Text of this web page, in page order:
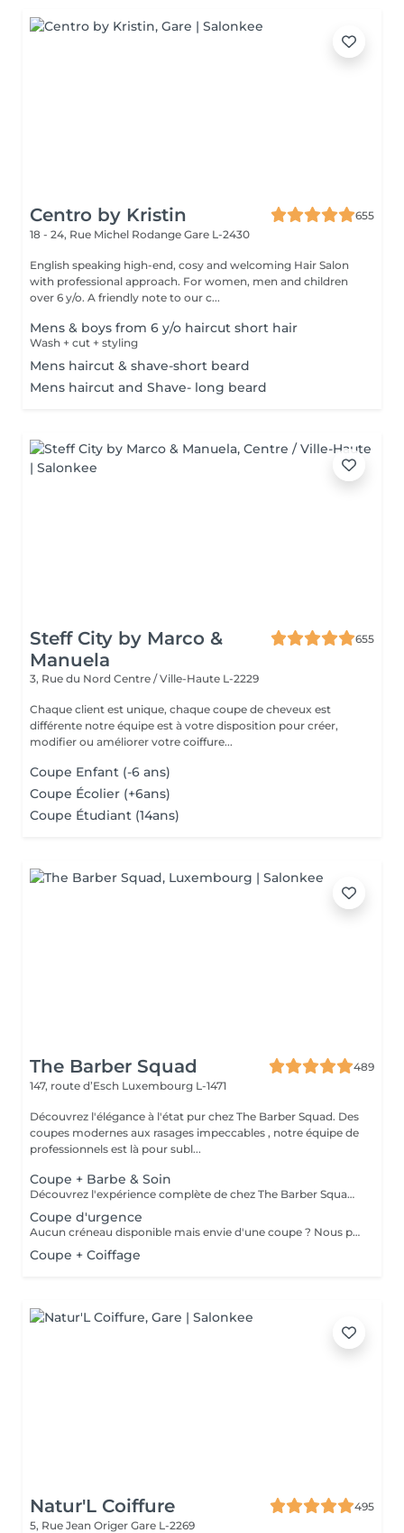
Centro by Kristin
655
18 - 24, Rue Michel Rodange Gare L-2430
English speaking high-end, cosy and welcoming Hair Salon
with professional approach. For women, men and children
over 6 y/o. A friendly note to our c...
Mens & boys from 6 y/o haircut short hair
Wash + cut + styling
Mens haircut & shave-short beard
Mens haircut and Shave- long beard
Steff City by Marco &
Manuela
655
3, Rue du Nord Centre / Ville-Haute L-2229
Chaque client est unique, chaque coupe de cheveux est
différente notre équipe est à votre disposition pour créer,
modifier ou améliorer votre coiffure...
Coupe Enfant (-6 ans)
Coupe Écolier (+6ans)
Coupe Étudiant (14ans)
The Barber Squad
489
147, route d’Esch Luxembourg L-1471
Découvrez l'élégance à l'état pur chez The Barber Squad. Des
coupes modernes aux rasages impeccables , notre équipe de
professionnels est là pour subl...
Coupe + Barbe & Soin
Découvrez l'expérience complète de chez The Barber Squad ! Shampooing & soins profonds + Coupe complète + Coiffage. Taille de Barbe & Contours à la lame & soins régénérant + Serviette Chaude & Froide + Nettoyage exfoliant du visage + Vapeur + Massage Relaxant + After Shave + Huile à barbe + Hydratation de la peau . Pour que votre expérience chez nous soit optimal , une boisson de votre choix vous est offerte !
Coupe d'urgence
Aucun créneau disponible mais envie d'une coupe ? Nous pouvons vous proposer un rendez-vous avant ou après nos horaires, ou durant la pause. Pour cette prestation, merci de contacter directement le shop.
Coupe + Coiffage
Natur'L Coiffure
495
5, Rue Jean Origer Gare L-2269